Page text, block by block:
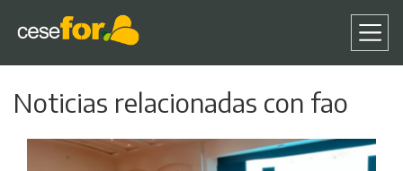
al
principal
Noticias relacionadas con fao